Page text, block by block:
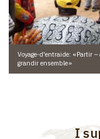
Voyage-d'entraide: « Partir
grandir ensemble »
I